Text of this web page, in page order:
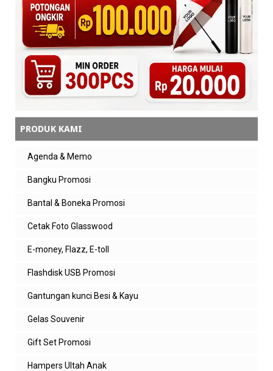
PRODUK KAMI
Agenda & Memo
Bangku Promosi
Bantal & Boneka Promosi
Cetak Foto Glasswood
E-money, Flazz, E-toll
Flashdisk USB Promosi
Gantungan kunci Besi & Kayu
Gelas Souvenir
Gift Set Promosi
Hampers Ultah Anak